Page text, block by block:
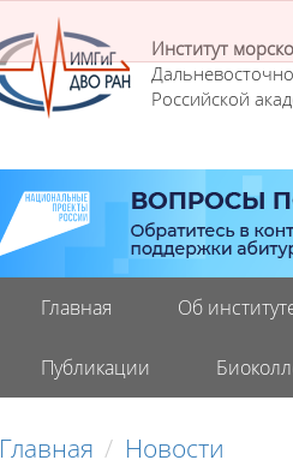
Институт
Российской
Главная Об
Публикации
Главная Новости